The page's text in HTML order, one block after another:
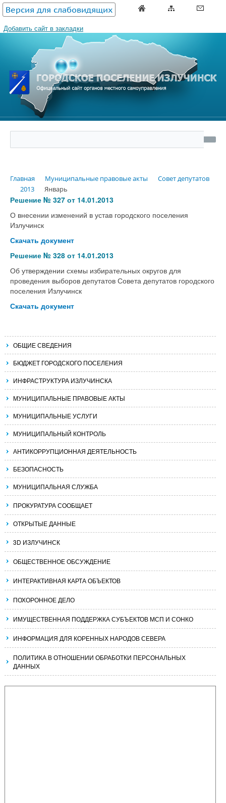
Версия для слабовидящих
Добавить сайт в закладки
Главная Муниципальные правовые акты
Совет депутатов
2013
Январь
Решение № 327 от 14.01.2013
О внесении изменений в устав городского поселения
Излучинск
Скачать документ
Решение № 328 от 14.01.2013
Об утверждении схемы избирательных округов для
проведения выборов депутатов Совета депутатов городского
поселения Излучинск
Скачать документ
ОБЩИЕ СВЕДЕНИЯ
БЮДЖЕТ ГОРОДСКОГО ПОСЕЛЕНИЯ
ИНФРАСТРУКТУРА ИЗЛУЧИНСКА
МУНИЦИПАЛЬНЫЕ ПРАВОВЫЕ АКТЫ
МУНИЦИПАЛЬНЫЕ УСЛУГИ
МУНИЦИПАЛЬНЫЙ КОНТРОЛЬ
АНТИКОРРУПЦИОННАЯ ДЕЯТЕЛЬНОСТЬ
БЕЗОПАСНОСТЬ
МУНИЦИПАЛЬНАЯ СЛУЖБА
ПРОКУРАТУРА СООБЩАЕТ
ОТКРЫТЫЕ ДАННЫЕ
3D ИЗЛУЧИНСК
ОБЩЕСТВЕННОЕ ОБСУЖДЕНИЕ
ИНТЕРАКТИВНАЯ КАРТА ОБЪЕКТОВ
ПОХОРОННОЕ ДЕЛО
ИМУЩЕСТВЕННАЯ ПОДДЕРЖКА СУБЪЕКТОВ МСП И СОНКО
ИНФОРМАЦИЯ ДЛЯ КОРЕННЫХ НАРОДОВ СЕВЕРА
ПОЛИТИКА В ОТНОШЕНИИ ОБРАБОТКИ ПЕРСОНАЛЬНЫХ
ДАННЫХ